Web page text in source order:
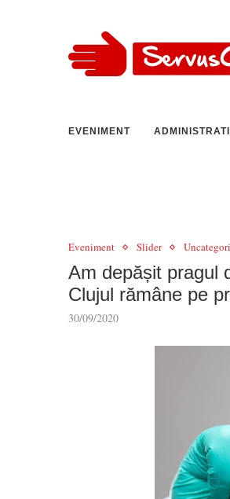
EVENIMENT
Eveniment Slider
Am depășit pragul
Clujul rămâne pe
30/09/2020